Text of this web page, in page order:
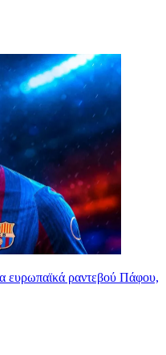
ευρωπαϊκά ραντεβού Πάφου,